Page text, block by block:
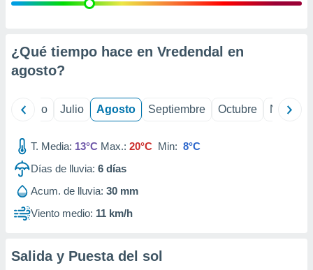
e
mediante
publicidad
de
1199
¿Qué tiempo hace en Vredendal en
agosto?
Junio Julio Agosto Septiembre Octubre
T. Media: 13°C Max.: 20°C Min: 8°C
Días de lluvia: 6 días
Acum. de lluvia: 30 mm
Viento medio: 11 km/h
Salida y Puesta del sol